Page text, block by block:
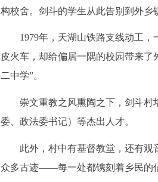
构校舍。剑斗的学生从此告别到外乡
1979年，天湖山铁路支线动工
皮火车，却给偏居一隅的校园带来
二中学”。
崇文重教之风熏陶之下，剑斗
委、政法委书记）等杰出人才。
此外，村中有基督教堂，还有
众多古迹——每一处都镌刻着乡民的